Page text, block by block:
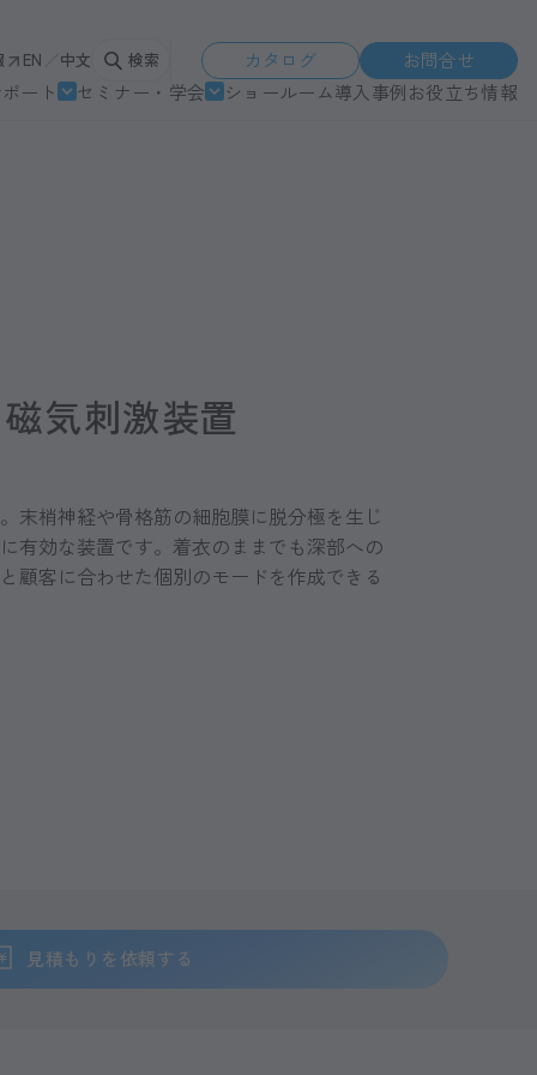
EN 中文 検索 カタログ
お問合せ
ート
セミナー・学会 ショールーム導入事例お役立ち情報
気刺激装置
末梢神経や骨格筋の細胞膜に脱分極を生じ
有効な装置です。着衣のままでも深部への
顧客に合わせた個別のモードを作成できる
見積もりを依頼する